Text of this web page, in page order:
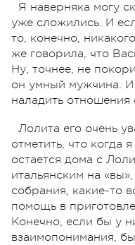
Я наверняка могу
уже сложились. И
то, конечно,
же говорила, что
Ну, точнее, не
он умный мужчина. И
наладить отношения
Лолита его очень
отметить, что когда
остается дома с
итальянским на
собрания, какие-то
помощь в
Конечно, если бы у
взаимопонимания,